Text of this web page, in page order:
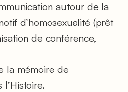
autour de la
d’homosexualité (prêt
de conférence,
la mémoire de
l’Histoire.